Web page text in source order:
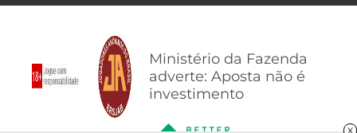
X
Ministério da Fazenda
adverte: Aposta não é
investimento